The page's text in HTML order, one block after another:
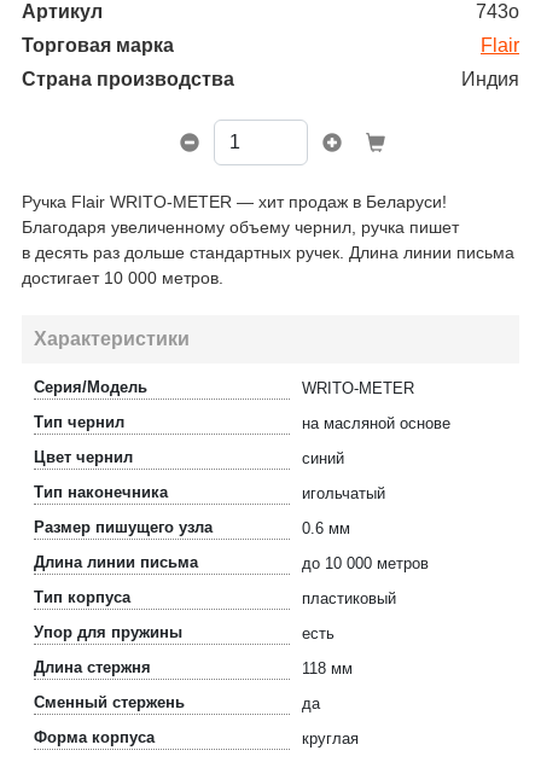
Артикул
743о
Торговая марка
Flair
Страна производства
Индия
Ручка Flair WRITO-METER — хит продаж в Беларуси!
Благодаря увеличенному объему чернил, ручка пишет
в десять раз дольше стандартных ручек. Длина линии письма
достигает 10 000 метров.
Характеристики
Серия/Модель
WRITO-METER
Тип чернил
на масляной основе
Цвет чернил
синий
Тип наконечника
игольчатый
Размер пишущего узла
0.6 мм
Длина линии письма
до 10 000 метров
Тип корпуса
пластиковый
Упор для пружины
есть
Длина стержня
118 мм
Сменный стержень
да
Форма корпуса
круглая